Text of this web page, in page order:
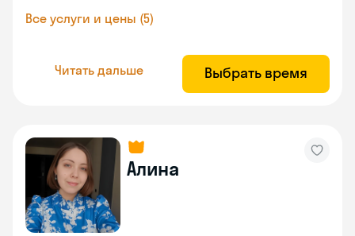
Все услуги и цены (5)
Читать дальше Выбрать время
Алина